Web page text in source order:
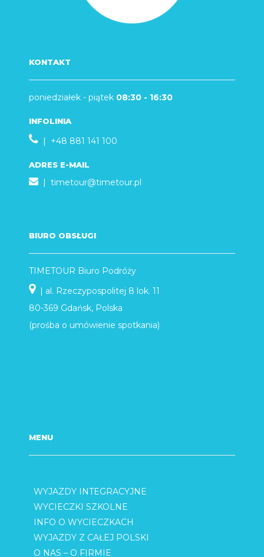
KONTAKT
poniedziałek - piątek 08:30 - 16:30
INFOLINIA
| +48 881 141 100
ADRES E-MAIL
| timetour@timetour.pl
BIURO OBSŁUGI
TIMETOUR Biuro Podróży
| al. Rzeczypospolitej 8 lok. 11
80-369 Gdańsk, Polska
(prośba o umówienie spotkania)
MENU
WYJAZDY INTEGRACYJNE
WYCIECZKI SZKOLNE
INFO O WYCIECZKACH
WYJAZDY Z CAŁEJ POLSKI
O NAS – O FIRMIE